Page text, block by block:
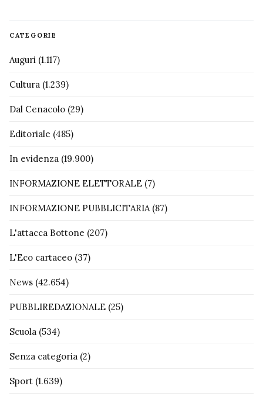
CATEGORIE
Auguri (1.117)
Cultura (1.239)
Dal Cenacolo (29)
Editoriale (485)
In evidenza (19.900)
INFORMAZIONE ELETTORALE (7)
INFORMAZIONE PUBBLICITARIA(87)
L'attacca Bottone (207)
L'Eco cartaceo (37)
News (42.654)
PUBBLIREDAZIONALE (25)
Scuola (534)
Senza categoria (2)
Sport (1.639)